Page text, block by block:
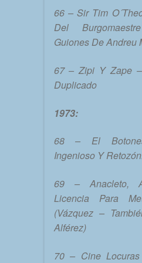
66 – Sir Tim
Del
Guiones De Andreu
67 – Zipi Y Zape
Duplicado
1973:
68 – El
Ingenioso Y
69 – Anacleto,
Licencia Para
(Vázquez –
Alférez)
70 – Cine